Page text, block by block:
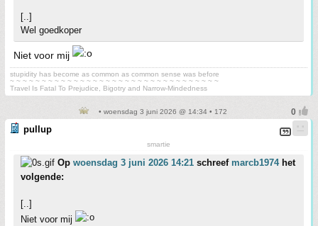
[..]
Wel goedkoper
Niet voor mij
stupidity has become as common as common sense was before
~ ~ ~ ~ ~ ~ ~ ~ ~ ~ ~ ~ ~ ~ ~ ~ ~ ~ ~ ~ ~ ~ ~ ~ ~ ~ ~ ~ ~ ~ ~ ~ ~
Travel Is Fatal To Prejudice, Bigotry and Narrow-Mindedness
• woensdag 3 juni 2026 @ 14:34 • 172
pullup
smartie
Op woensdag 3 juni 2026 14:21 schreef marcb1974het
volgende:
[..]
Niet voor mij